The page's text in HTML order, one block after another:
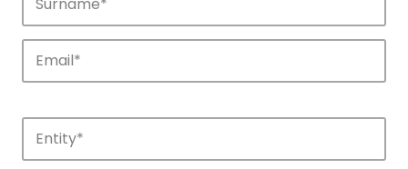
Companies
Discover the companies that drive
innovation in APTE’s parks.